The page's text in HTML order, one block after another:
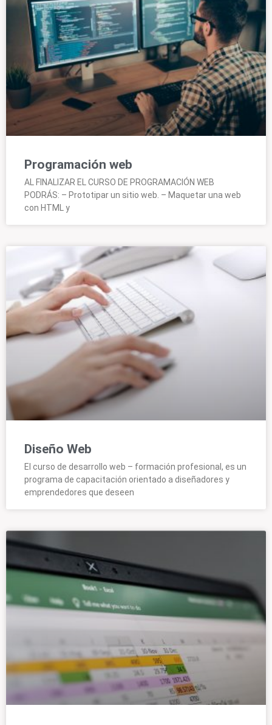
Programación web
AL FINALIZAR EL CURSO DE PROGRAMACIÓN WEB
PODRÁS: – Prototipar un sitio web. – Maquetar una web
con HTML y
Diseño Web
El curso de desarrollo web – formación profesional, es un
programa de capacitación orientado a diseñadores y
emprendedores que deseen